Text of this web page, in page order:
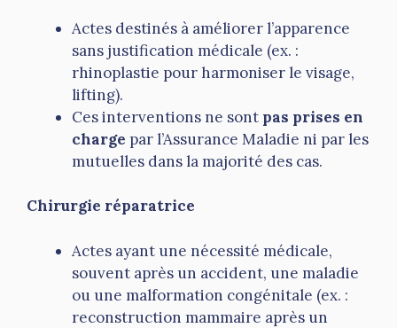
Actes destinés à améliorer l’apparence
sans justification médicale (ex. :
rhinoplastie pour harmoniser le visage,
lifting).
Ces interventions ne sont pas prises en
charge par l’Assurance Maladie ni par les
mutuelles dans la majorité des cas.
Chirurgie réparatrice
Actes ayant une nécessité médicale,
souvent après un accident, une maladie
ou une malformation congénitale (ex. :
reconstruction mammaire après un